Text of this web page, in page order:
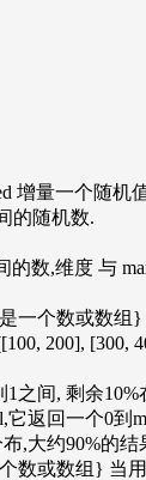
增量一个随
的随机数.
的数,维度 与
一个数或数
200],
1之间, 剩余10%
返回一个0
,大约90%的
数或数组}